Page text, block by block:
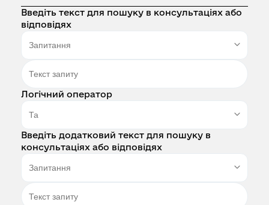
Введіть текст для пошуку в консультаціях або
відповідях
Логічний оператор
Введіть додатковий текст для пошуку в
консультаціях або відповідях